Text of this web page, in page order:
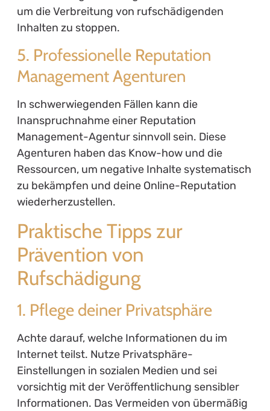
um die Verbreitung von rufschädigenden
Inhalten zu stoppen.
5. Professionelle Reputation
Management Agenturen
In schwerwiegenden Fällen kann die
Inanspruchnahme einer Reputation
Management-Agentur sinnvoll sein. Diese
Agenturen haben das Know-how und die
Ressourcen, um negative Inhalte systematisch
zu bekämpfen und deine Online-Reputation
wiederherzustellen.
Praktische Tipps zur
Prävention von
Rufschädigung
1. Pflege deiner Privatsphäre
Achte darauf, welche Informationen du im
Internet teilst. Nutze Privatsphäre-
Einstellungen in sozialen Medien und sei
vorsichtig mit der Veröffentlichung sensibler
Informationen. Das Vermeiden von übermäßig